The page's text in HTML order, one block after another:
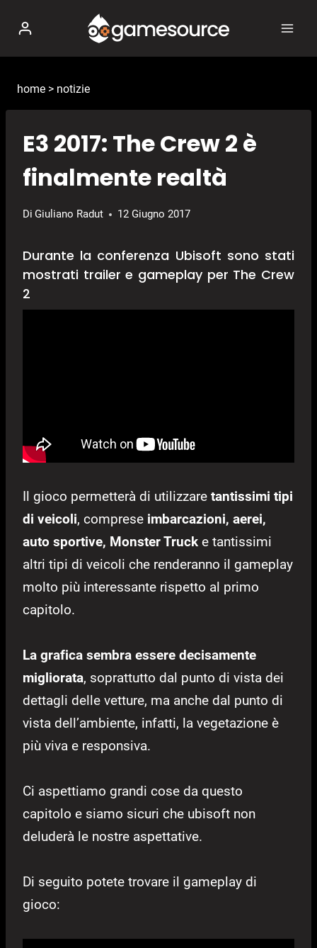
contenuto
home > notizie
E3 2017: The Crew 2 è
finalmente realtà
Di Giuliano Radut 12 Giugno 2017
Durante la conferenza Ubisoft sono stati
mostrati trailer e gameplay per The Crew
2
Il gioco permetterà di utilizzare tantissimi tipi
di veicoli, comprese imbarcazioni, aerei,
auto sportive, Monster Truck e tantissimi
altri tipi di veicoli che renderanno il gameplay
molto più interessante rispetto al primo
capitolo.
La grafica sembra essere decisamente
migliorata, soprattutto dal punto di vista dei
dettagli delle vetture, ma anche dal punto di
vista dell’ambiente, infatti, la vegetazione è
più viva e responsiva.
Ci aspettiamo grandi cose da questo
capitolo e siamo sicuri che ubisoft non
deluderà le nostre aspettative.
Di seguito potete trovare il gameplay di
gioco: